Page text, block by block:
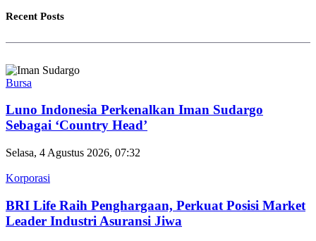
Recent Posts
Bursa
Luno Indonesia Perkenalkan Iman Sudargo
Sebagai ‘Country Head’
Selasa, 4 Agustus 2026, 07:32
Korporasi
BRI Life Raih Penghargaan, Perkuat Posisi Market
Leader Industri Asuransi Jiwa